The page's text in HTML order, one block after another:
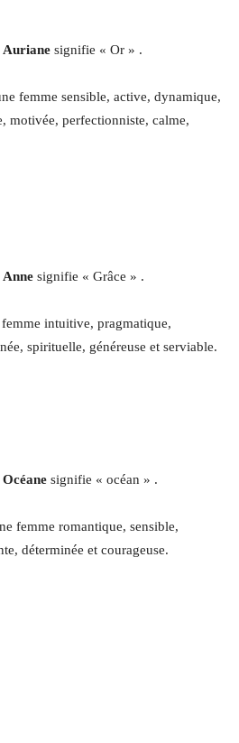
Auriane signifie « Or » .
femme sensible, active, dynamique,
motivée, perfectionniste, calme,
Anne signifie « Grâce » .
femme intuitive, pragmatique,
spirituelle, généreuse et serviable.
Océane signifie « océan » .
femme romantique, sensible,
déterminée et courageuse.